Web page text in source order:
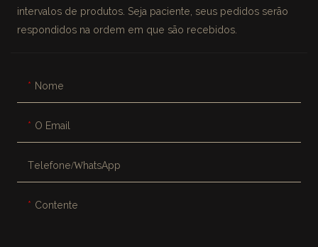
intervalos de produtos. Seja paciente, seus pedidos serão
respondidos na ordem em que são recebidos.
Nome
O Email
Telefone/WhatsApp
Contente